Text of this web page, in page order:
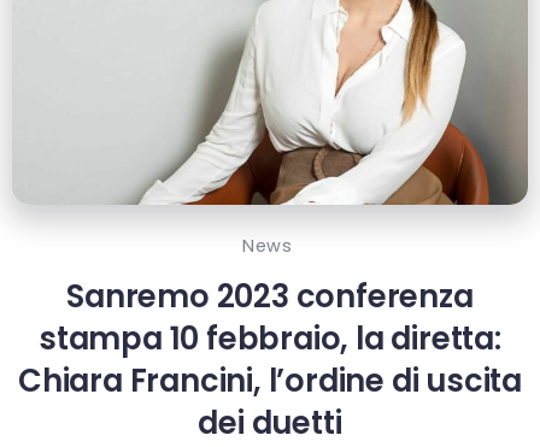
News
Sanremo 2023 conferenza
stampa 10 febbraio, la diretta:
Chiara Francini, l’ordine di uscita
dei duetti